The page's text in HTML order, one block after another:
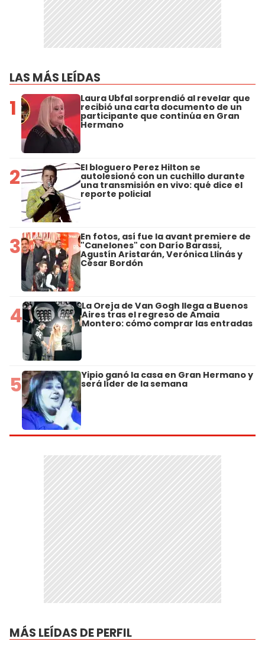
LAS MÁS LEÍDAS
1 Laura Ubfal sorprendió al revelar que
recibió una carta documento de un
participante que continúa en Gran
Hermano
2 El bloguero Perez Hilton se
autolesionó con un cuchillo durante
una transmisión en vivo: qué dice el
reporte policial
3 En fotos, así fue la avant premiere de
"Canelones" con Darío Barassi,
Agustín Aristarán, Verónica Llinás y
César Bordón
4 La Oreja de Van Gogh llega a Buenos
Aires tras el regreso de Amaia
Montero: cómo comprar las entradas
5 Yipio ganó la casa en Gran Hermano y
será líder de la semana
MÁS LEÍDAS DE PERFIL